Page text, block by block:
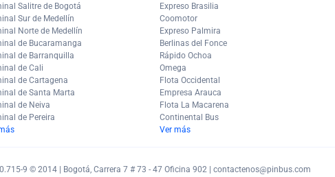
Salitre de Bogotá
Sur de Medellín
Norte de Medellín
de Bucaramanga
de Barranquilla
de Cali
de Cartagena
de Santa Marta
de Neiva
de Pereira
Expreso Brasilia
Coomotor
Expreso Palmira
Berlinas del Fonce
Rápido Ochoa
Omega
Flota Occidental
Empresa Arauca
Flota La Macarena
Continental Bus
Ver más
9 © 2014 | Bogotá, Carrera 7 # 73 - 47 Oficina 902 | contactenos@pinbus.com